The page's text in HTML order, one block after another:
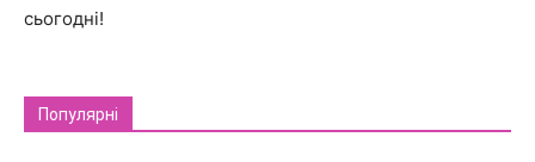
сьогодні!
Популярні